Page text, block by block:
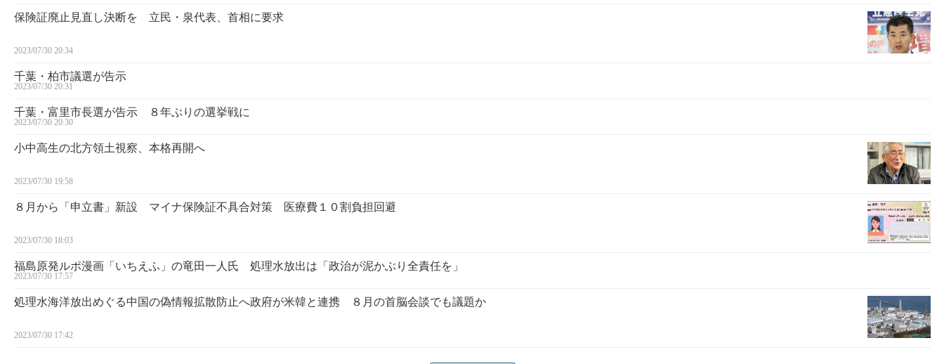
保険証廃止見直し決断を 立民・泉代表、首相に要求
2023/07/30 20:34
千葉・柏市議選が告示
2023/07/30 20:31
千葉・富里市長選が告示 ８年ぶりの選挙戦に
2023/07/30 20:30
小中高生の北方領土視察、本格再開へ
2023/07/30 19:58
８月から「申立書」新設 マイナ保険証不具合対策 医療費１０割負担回避
2023/07/30 18:03
福島原発ルポ漫画「いちえふ」の竜田一人氏 処理水放出は「政治が泥かぶり全責任を」
2023/07/30 17:57
処理水海洋放出めぐる中国の偽情報拡散防止へ政府が米韓と連携 ８月の首脳会談でも議題か
2023/07/30 17:42